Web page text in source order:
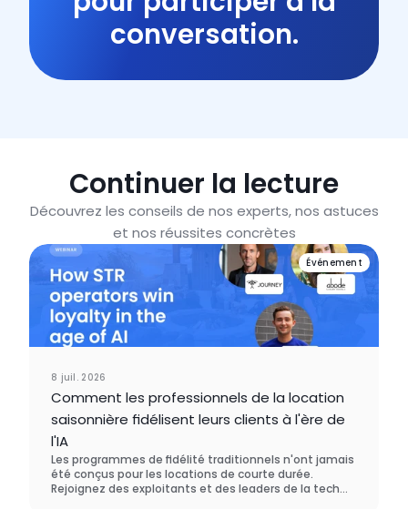
conversation.
Continuer la lecture
Découvrez les conseils de nos experts, nos astuces
et nos réussites concrètes
Événement
8 juil. 2026
Comment les professionnels de la location
saisonnière fidélisent leurs clients à l'ère de
l'IA
Les programmes de fidélité traditionnels n'ont jamais
été conçus pour les locations de courte durée.
Rejoignez des exploitants et des leaders de la tech